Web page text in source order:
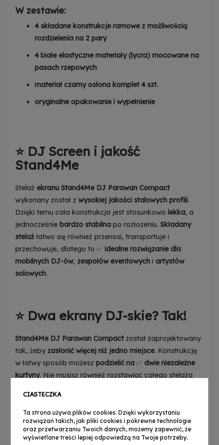
W zestawie:
4 składane konstrukcje ramowe z możliwością
rozdzielenia na 2 pary
4 białe elastyczne materiały (lycra) mocowane na
pasach rzepowych
materiał czarny osłona komplet 4 szt.
oryginalne opakowanie i wypełnienie
⭐ DJ Screen i jakość
Stand4Me
Stelaż ekranu Stand4Me DJ Parawan Compact
wykonany został z wysokiej jakości stalowych profili.
Dzięki temu cała konstrukcja jest stosunkowo lekka, a
jednocześnie bardzo stabilna po rozłożeniu. Składany
stelaż łatwo się również przenosi, transportuje i
przechowuje, dlatego to ✅ idealne rozwiązanie dla
mobilnych DJ-ów, zespołów eventowych i artystów
solowych.
⭐ Dwa ekrany DJ-skie? Tak!
Stand4Me DJ Parawan Compactzostał zaprojektowany
tak, żeby zasłonić więcej niż jedno miejsce. Konstrukcję
w łatwy sposób możesz podzielić na ✅ dwie niezależne
kurtyny. Nie musisz również rozstawiać całego stelaża
temuoszczędzasz czas
co naprawdę ważne.
CIASTECZKA
Ta strona używa plików cookies. Dzięki wykorzystaniu
rozwiązań takich, jak pliki cookies i pokrewne technologie
oraz przetwarzaniu Twoich danych, możemy zapewnić, że
wyświetlane treści lepiej odpowiedzą na Twoje potrzeby.